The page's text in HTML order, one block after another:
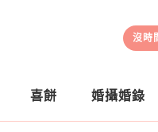
沒時
喜餅 婚攝婚錄